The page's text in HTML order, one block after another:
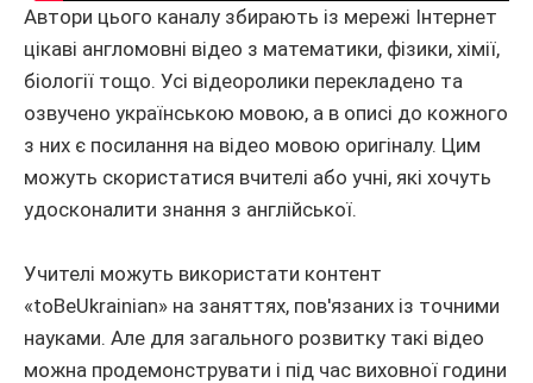
Автори цього каналу збирають із мережі Інтернет
цікаві англомовні відео з математики, фізики, хімії,
біології тощо. Усі відеоролики перекладено та
озвучено українською мовою, а в описі до кожного
з них є посилання на відео мовою оригіналу. Цим
можуть скористатися вчителі або учні, які хочуть
удосконалити знання з англійської.
Учителі можуть використати контент
«toBeUkrainian» на заняттях, пов'язаних із точними
науками. Але для загального розвитку такі відео
можна продемонструвати і під час виховної години